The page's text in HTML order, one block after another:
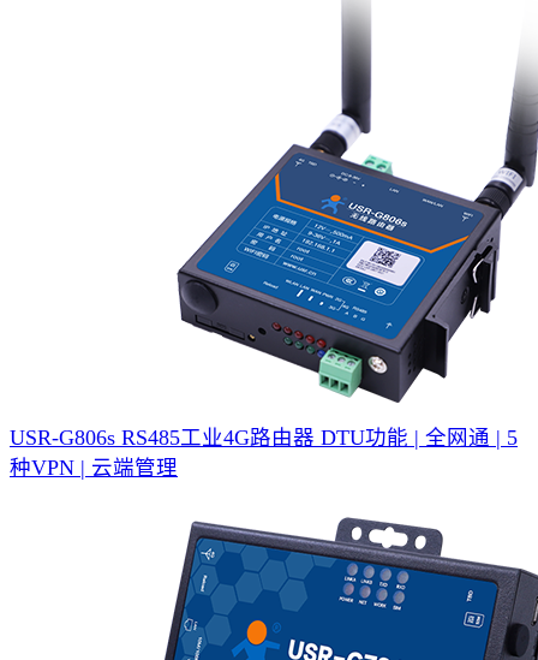
USR-G806s RS485工业4G路由器 DTU功能 | 全网通 | 5
种VPN | 云端管理